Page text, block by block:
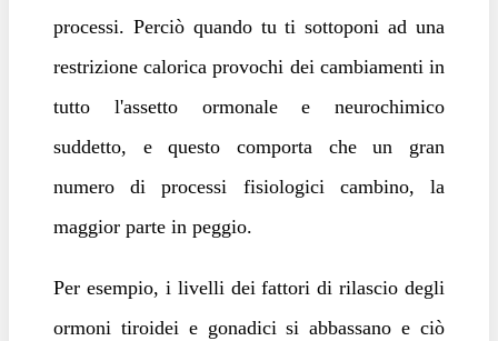
processi. Perciò quando tu ti sottoponi ad una
restrizione calorica provochi dei cambiamenti in
tutto l'assetto ormonale e neurochimico
suddetto, e questo comporta che un gran
numero di processi fisiologici cambino, la
maggior parte in peggio.
Per esempio, i livelli dei fattori di rilascio degli
ormoni tiroidei e gonadici si abbassano e ciò